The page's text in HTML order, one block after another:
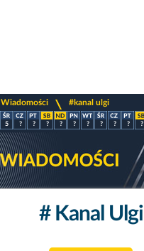
Wiadomości #kanal ulgi
5 ? ? ? ? ? ? ? ? ? ?
# Kanal Ulgi